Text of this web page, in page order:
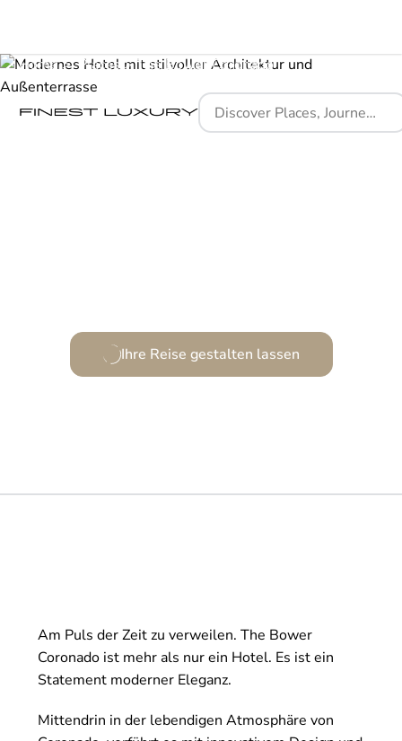
Home Places The Bower Coronado
Ihre Reise gestalten lassen
Am Puls der Zeit zu verweilen. The Bower
Coronado ist mehr als nur ein Hotel. Es ist ein
Statement moderner Eleganz.
Mittendrin in der lebendigen Atmosphäre von